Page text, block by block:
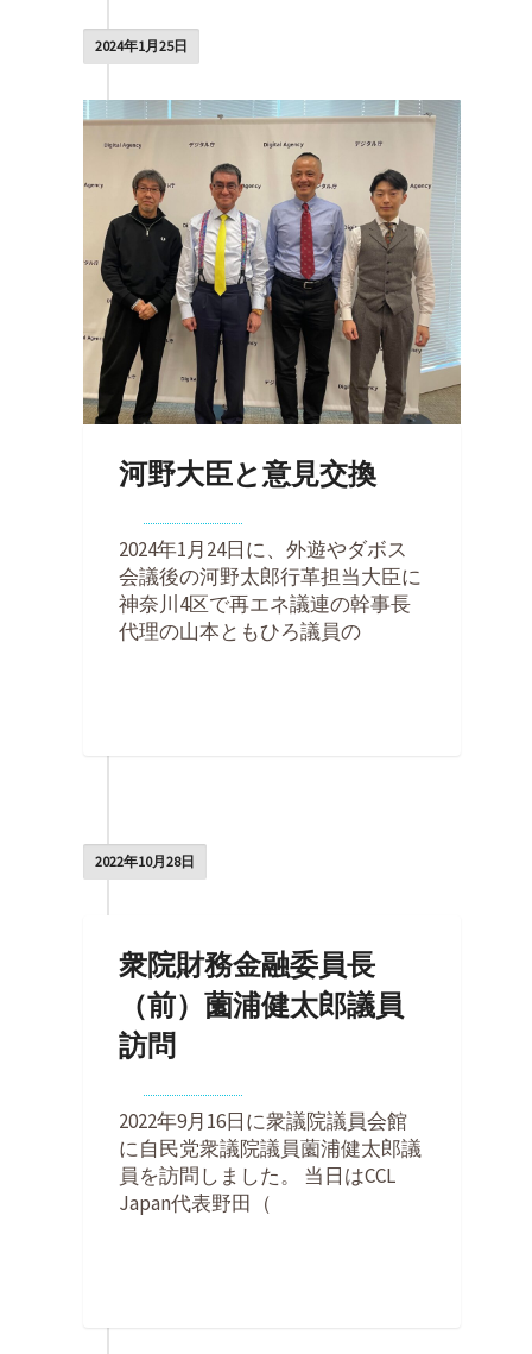
2024年1月25日
河野大臣と意見交換
2024年1月24日に、外遊やダボス
会議後の河野太郎行革担当大臣に
神奈川4区で再エネ議連の幹事長
代理の山本ともひろ議員の
2022年10月28日
衆院財務金融委員長
（前）薗浦健太郎議員
訪問
2022年9月16日に衆議院議員会館
に自民党衆議院議員薗浦健太郎議
員を訪問しました。 当日はCCL
Japan代表野田（